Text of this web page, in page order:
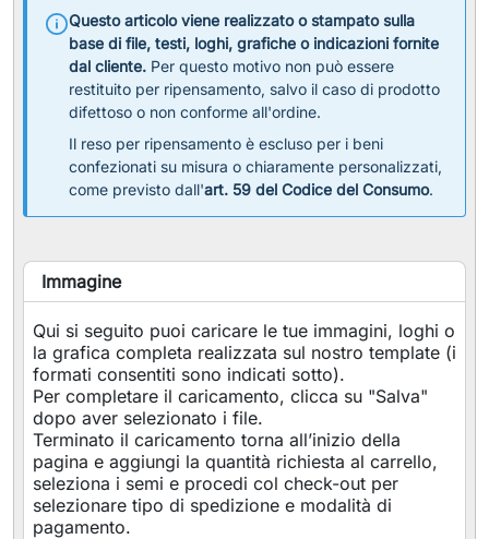
Questo articolo viene realizzato o stampato sulla
base di file, testi, loghi, grafiche o indicazioni fornite
dal cliente. Per questo motivo non può essere
restituito per ripensamento, salvo il caso di prodotto
difettoso o non conforme all'ordine.
Il reso per ripensamento è escluso per i beni
confezionati su misura o chiaramente personalizzati,
come previsto dall'art. 59 del Codice del Consumo.
Immagine
Qui si seguito puoi caricare le tue immagini, loghi o
la grafica completa realizzata sul nostro template (i
formati consentiti sono indicati sotto).
Per completare il caricamento, clicca su "Salva"
dopo aver selezionato i file.
Terminato il caricamento torna all’inizio della
pagina e aggiungi la quantità richiesta al carrello,
seleziona i semi e procedi col check-out per
selezionare tipo di spedizione e modalità di
pagamento.